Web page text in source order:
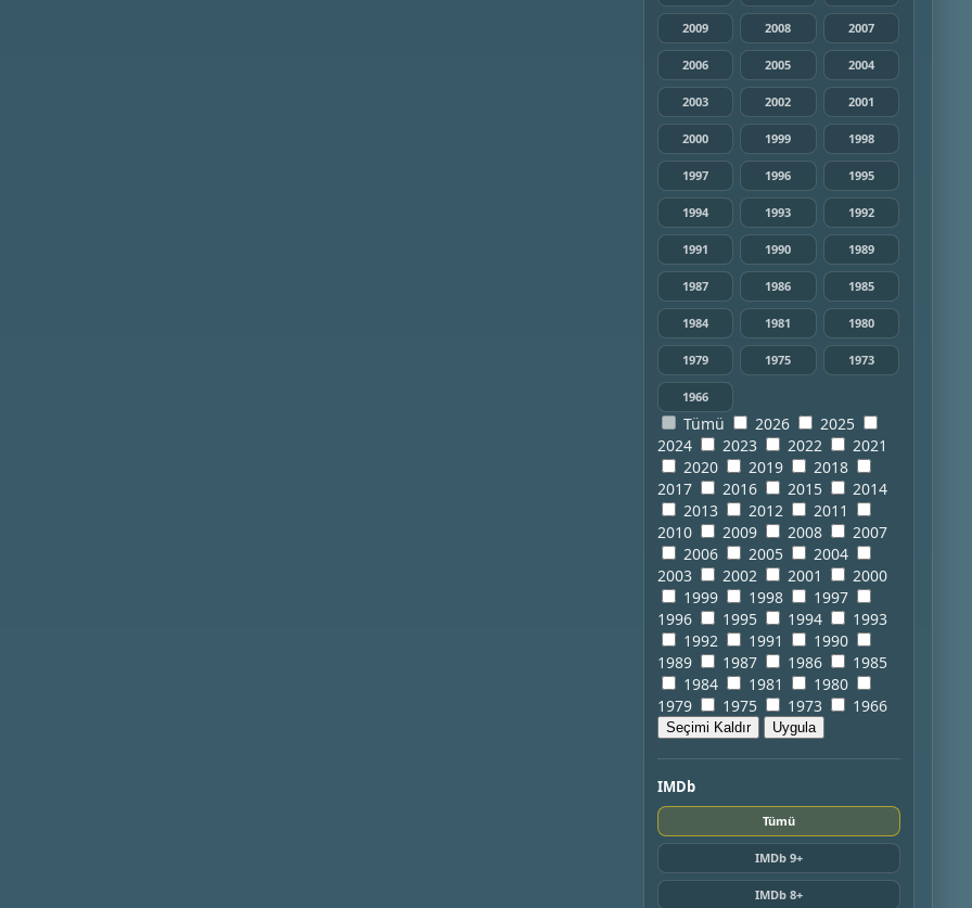
2009 2008 2007
2006 2005 2004
2003 2002 2001
2000 1999 1998
1997 1996 1995
1994 1993 1992
1991 1990 1989
1987 1986 1985
1984 1981 1980
1979 1975 1973
1966
Tümü 2026
2025
2024
2023 2022
2021
2020
2019
2018
2017
2016 2015
2014
2013
2012
2011
2010
2009 2008
2007
2006
2005
2004
2003
2002 2001
2000
1999
1998
1997
1996
1995 1994
1993
1992
1991
1990
1989
1987 1986
1985
1984
1981
1980
1979
1975 1973 1966
Seçimi Kaldır Uygula
IMDb
Tümü
IMDb 9+
IMDb 8+